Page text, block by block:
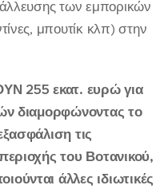
των εμπορικών
μπουτίκ κλπ) στην
255 εκατ. ευρώ για
διαμορφώνοντας το
τις
του Βοτανικού,
άλλες ιδιωτικές